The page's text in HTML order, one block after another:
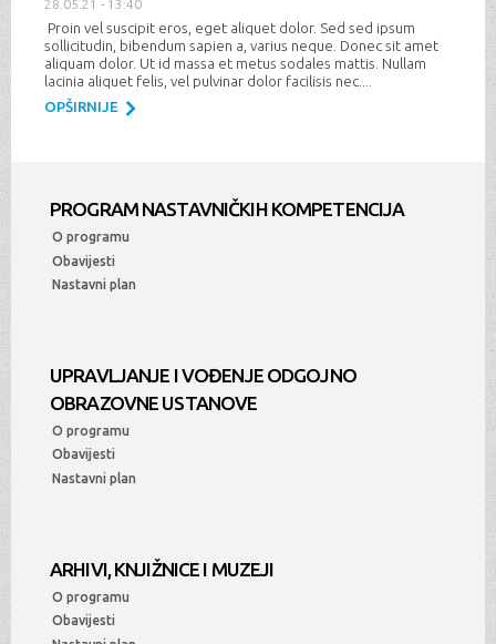
28.05.21 - 13:40
Proin vel suscipit eros, eget aliquet dolor. Sed sed ipsum
sollicitudin, bibendum sapien a, varius neque. Donec sit amet
aliquam dolor. Ut id massa et metus sodales mattis. Nullam
lacinia aliquet felis, vel pulvinar dolor facilisis nec....
OPŠIRNIJE
PROGRAM NASTAVNIČKIH KOMPETENCIJA
O programu
Obavijesti
Nastavni plan
UPRAVLJANJE I VOĐENJE ODGOJNO
OBRAZOVNE USTANOVE
O programu
Obavijesti
Nastavni plan
ARHIVI, KNJIŽNICE I MUZEJI
O programu
Obavijesti